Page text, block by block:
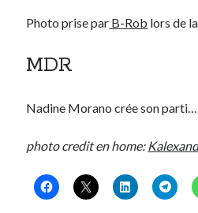
Photo prise par B-Rob lors de la
MDR
Nadine Morano crée son parti…
photo credit en home: